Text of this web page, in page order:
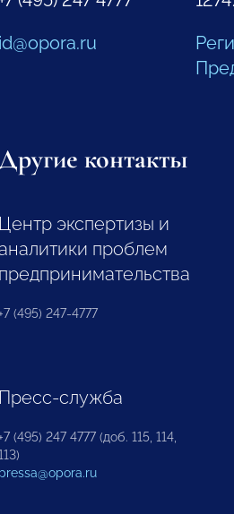
id@opora.ru
контакты
Центр экспертизы и
проблем
предпринимательства
(495) 247-4777
Пресс-служба
(495) 247 4777 (доб. 115, 114,
pressa@opora.ru